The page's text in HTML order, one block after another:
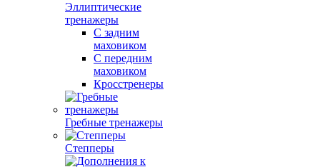
Эллиптические
тренажеры
С задним
маховиком
С передним
маховиком
Кросстренеры
Гребные тренажеры
Степперы